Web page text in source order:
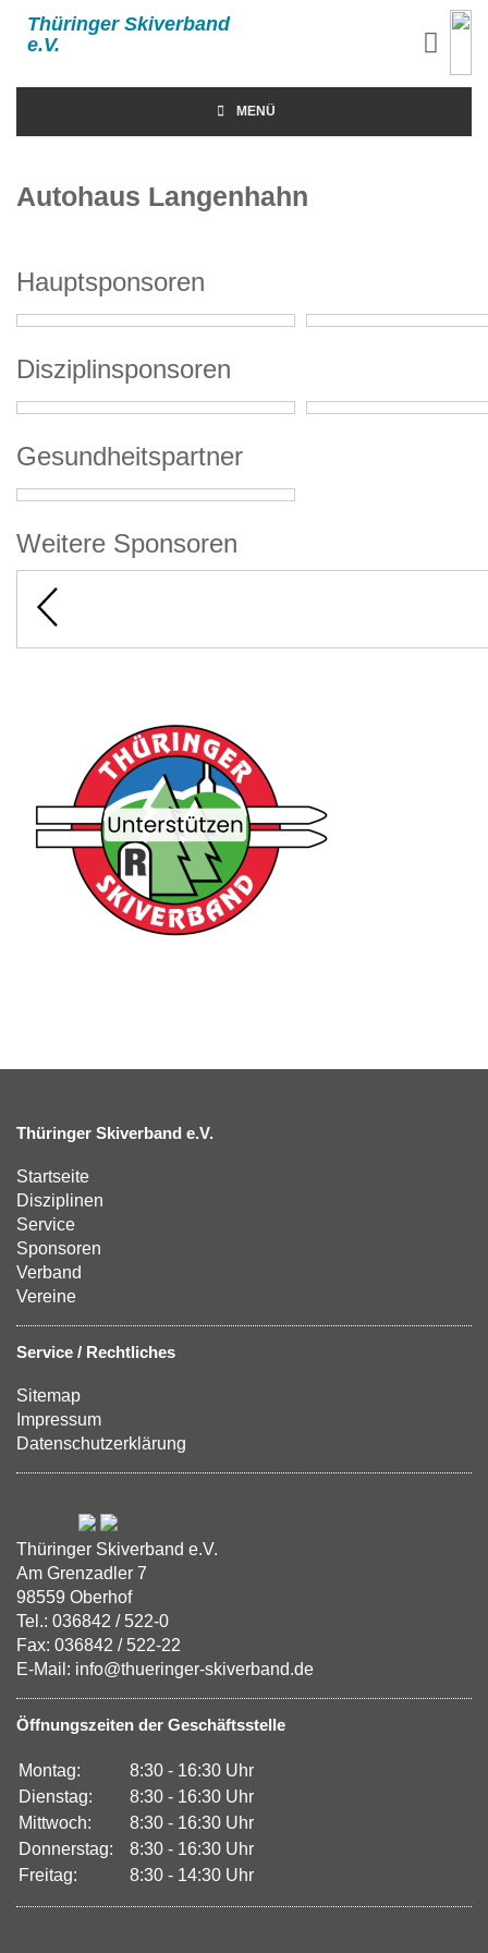
Thüringer Skiverband
e.V.
MENÜ
Autohaus Langenhahn
Hauptsponsoren
Disziplinsponsoren
Gesundheitspartner
Weitere Sponsoren
Thüringer Skiverband e.V.
Startseite
Disziplinen
Service
Sponsoren
Verband
Vereine
Service / Rechtliches
Sitemap
Impressum
Datenschutzerklärung
Thüringer Skiverband e.V.
Am Grenzadler 7
98559 Oberhof
Tel.: 036842 / 522-0
Fax: 036842 / 522-22
E-Mail: info@thueringer-skiverband.de
Öffnungszeiten der Geschäftsstelle
Montag:
8:30 - 16:30 Uhr
Dienstag:
8:30 - 16:30 Uhr
Mittwoch:
8:30 - 16:30 Uhr
Donnerstag:
8:30 - 16:30 Uhr
Freitag:
8:30 - 14:30 Uhr